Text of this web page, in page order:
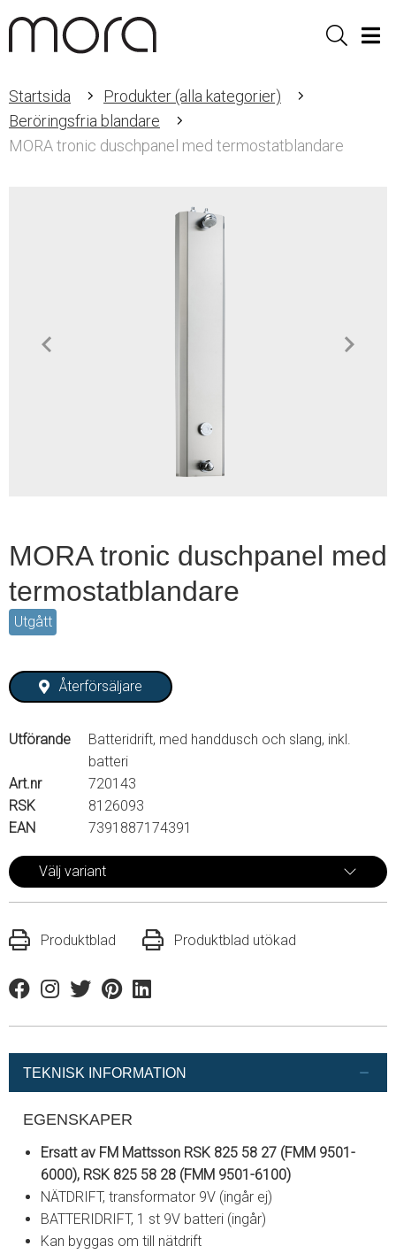
Sök
Startsida
Produkter (alla kategorier)
Beröringsfria blandare
MORA tronic duschpanel med termostatblandare
MORA tronic duschpanel med
termostatblandare
Utgått
Återförsäljare
Utförande
Batteridrift, med handdusch och slang, inkl.
batteri
Art.nr
720143
RSK
8126093
EAN
7391887174391
Välj variant
Produktblad Produktblad utökad
FacebookInstagram
TwitterPinterestLinkedin
TEKNISK INFORMATION
EGENSKAPER
Ersatt av FM Mattsson RSK 825 58 27 (FMM 9501-
6000), RSK 825 58 28 (FMM 9501-6100)
NÄTDRIFT, transformator 9V (ingår ej)
BATTERIDRIFT, 1 st 9V batteri (ingår)
Kan byggas om till nätdrift